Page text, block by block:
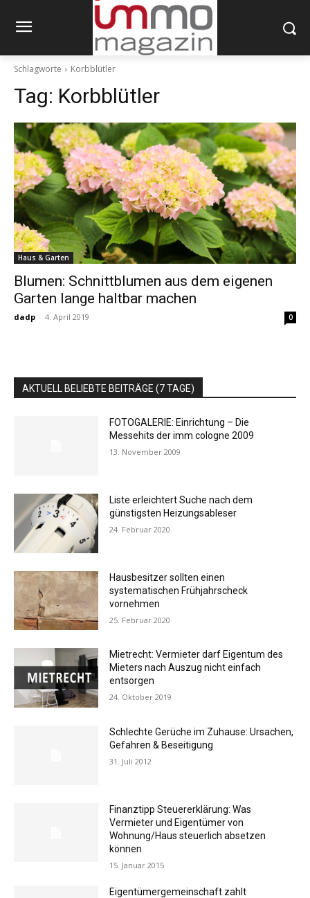
Schlagworte Korbblütler
Tag: Korbblütler
Haus & Garten
Blumen: Schnittblumen aus dem eigenen
Garten lange haltbar machen
dadp - 4. April 2019 0
AKTUELL BELIEBTE BEITRÄGE (7 TAGE)
FOTOGALERIE: Einrichtung – Die
Messehits der imm cologne 2009
13. November 2009
Liste erleichtert Suche nach dem
günstigsten Heizungsableser
24. Februar 2020
Hausbesitzer sollten einen
systematischen Frühjahrscheck
vornehmen
25. Februar 2020
Mietrecht: Vermieter darf Eigentum des
Mieters nach Auszug nicht einfach
entsorgen
24. Oktober 2019
Schlechte Gerüche im Zuhause: Ursachen,
Gefahren & Beseitigung
31. Juli 2012
Finanztipp Steuererklärung: Was
Vermieter und Eigentümer von
Wohnung/Haus steuerlich absetzen
können
15. Januar 2015
Eigentümergemeinschaft zahlt